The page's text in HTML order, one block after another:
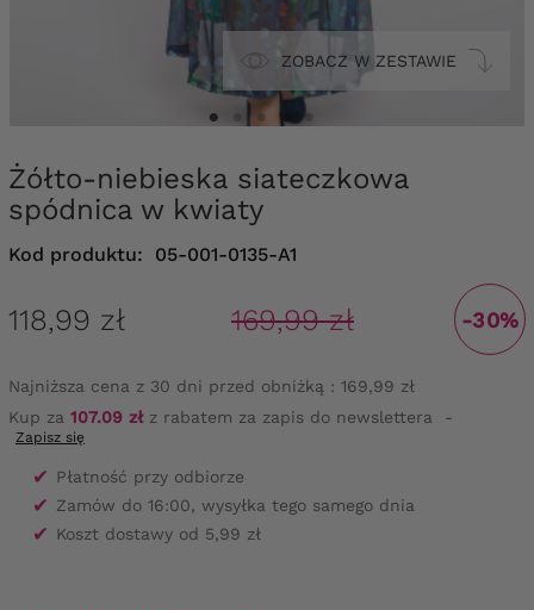
ZOBACZ W ZESTAWIE
Żółto-niebieska siateczkowa
spódnica w kwiaty
Kod produktu: 05-001-0135-A1
118,99 zł 169,99 zł -30%
Najniższa cena z 30 dni przed obniżką : 169,99 zł
Kup za 107.09 złz rabatem za zapis do newslettera -
Zapisz się
✔ Płatność przy odbiorze
✔ Zamów do 16:00, wysyłka tego samego dnia
✔ Koszt dostawy od 5,99 zł